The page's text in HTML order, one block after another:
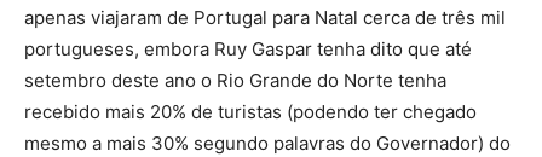
apenas viajaram de Portugal para Natal cerca de três mil
portugueses, embora Ruy Gaspar tenha dito que até
setembro deste ano o Rio Grande do Norte tenha
recebido mais 20% de turistas (podendo ter chegado
mesmo a mais 30% segundo palavras do Governador) do